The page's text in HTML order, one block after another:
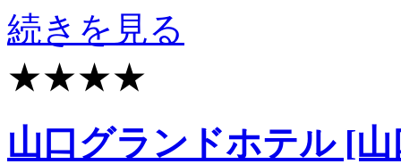
続きを見る
★★★★
山口グランドホテル [